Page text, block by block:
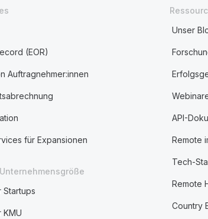
(EOR)
Auftragnehmer:innen
für Expansionen
Startups
KMU
Unser
API-
Remote
Tech-
Remote
Country